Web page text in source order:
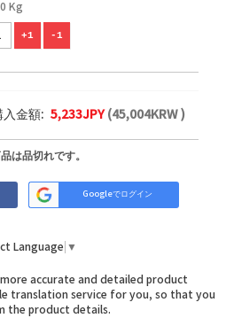
Kg
+1 -1
入金額: 5,233JPY(45,004KRW )
は品切れです。
Googleでログイン
Language ▼
accurate and detailed product
translation service for you, so that you
the product details.